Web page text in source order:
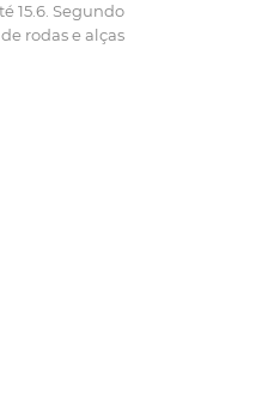
15.6. Segundo
rodas e alças